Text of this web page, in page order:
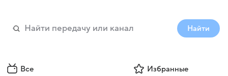
Найти
Все Избранные